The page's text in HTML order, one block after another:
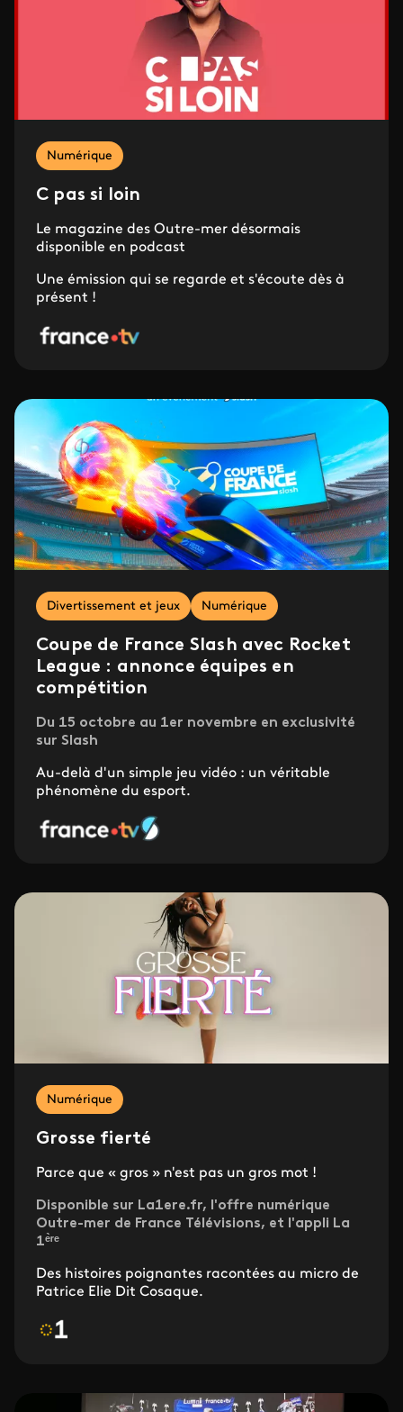
Numérique
C pas si loin
Le magazine des Outre-mer désormais
disponible en podcast
Une émission qui se regarde et s'écoute dès à
présent !
Divertissement et jeux Numérique
Coupe de France Slash avec Rocket
League : annonce équipes en
compétition
Du 15 octobre au 1er novembre en exclusivité
sur Slash
Au-delà d'un simple jeu vidéo : un véritable
phénomène du esport.
Numérique
Grosse fierté
Parce que « gros » n'est pas un gros mot !
Disponible sur La1ere.fr, l'offre numérique
Outre-mer de France Télévisions, et l'appli La
1ᵉ̀ʳᵉ
Des histoires poignantes racontées au micro de
Patrice Elie Dit Cosaque.